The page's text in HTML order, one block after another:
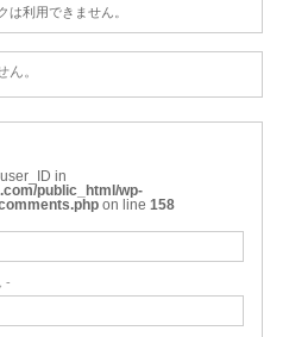
は利用できません。
。
in
public_html/wp-
on line 158
-